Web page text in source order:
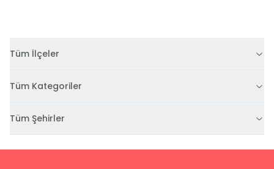
Tüm İlçeler
Tüm Kategoriler
Tüm Şehirler